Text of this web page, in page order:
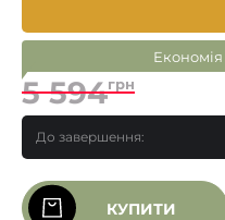
Економія
5 594грн
До завершення:
КУПИТИ